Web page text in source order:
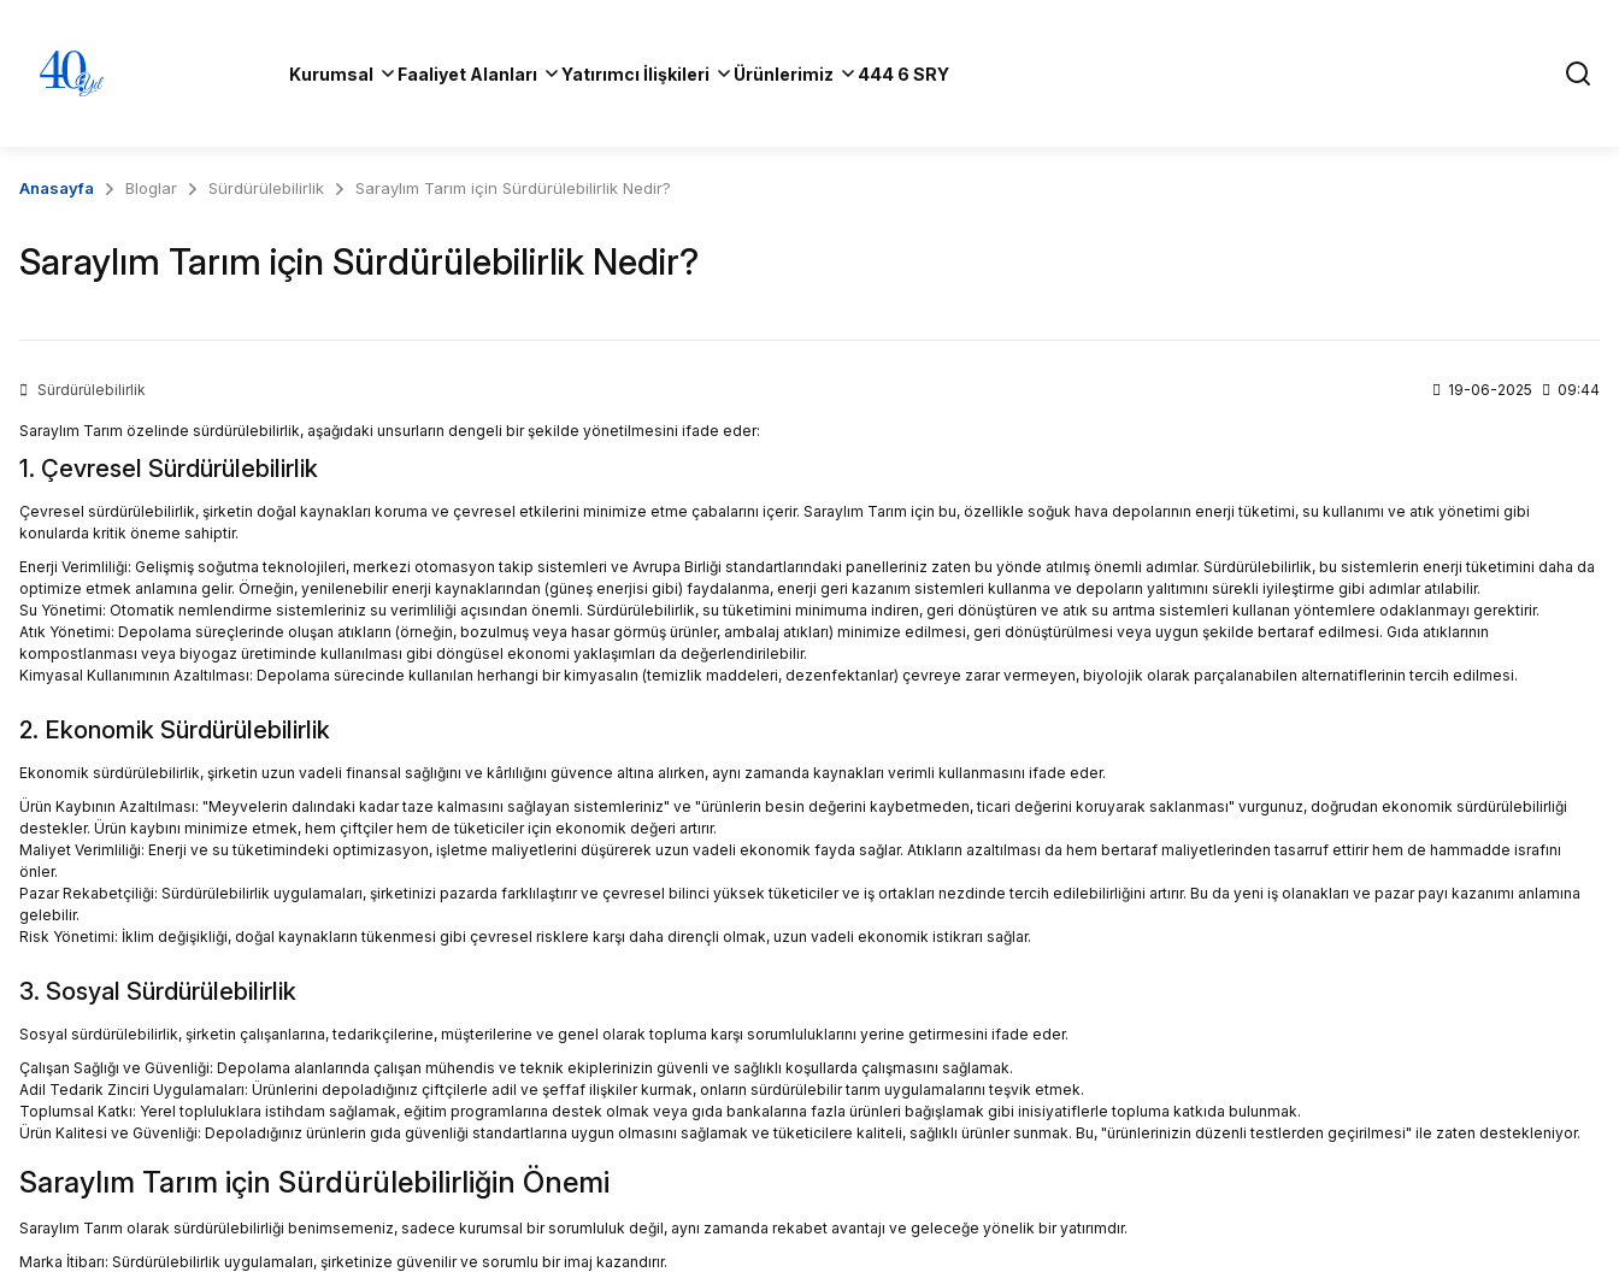
Kurumsal Faaliyet Alanları Yatırımcı İlişkileri Ürünlerimiz 444 6 SRY
Anasayfa Bloglar Sürdürülebilirlik Saraylım Tarım için Sürdürülebilirlik Nedir?
Saraylım Tarım için Sürdürülebilirlik Nedir?
Sürdürülebilirlik 19-06-2025 09:44
Saraylım Tarım özelinde sürdürülebilirlik, aşağıdaki unsurların dengeli bir şekilde yönetilmesini ifade eder:
1. Çevresel Sürdürülebilirlik
Çevresel sürdürülebilirlik, şirketin doğal kaynakları koruma ve çevresel etkilerini minimize etme çabalarını içerir. Saraylım Tarım için bu, özellikle soğuk hava depolarının enerji tüketimi, su kullanımı ve atık yönetimi gibi
konularda kritik öneme sahiptir.
Enerji Verimliliği: Gelişmiş soğutma teknolojileri, merkezi otomasyon takip sistemleri ve Avrupa Birliği standartlarındaki panelleriniz zaten bu yönde atılmış önemli adımlar. Sürdürülebilirlik, bu sistemlerin enerji tüketimini daha da
optimize etmek anlamına gelir. Örneğin, yenilenebilir enerji kaynaklarından (güneş enerjisi gibi) faydalanma, enerji geri kazanım sistemleri kullanma ve depoların yalıtımını sürekli iyileştirme gibi adımlar atılabilir.
Su Yönetimi: Otomatik nemlendirme sistemleriniz su verimliliği açısından önemli. Sürdürülebilirlik, su tüketimini minimuma indiren, geri dönüştüren ve atık su arıtma sistemleri kullanan yöntemlere odaklanmayı gerektirir.
Atık Yönetimi: Depolama süreçlerinde oluşan atıkların (örneğin, bozulmuş veya hasar görmüş ürünler, ambalaj atıkları) minimize edilmesi, geri dönüştürülmesi veya uygun şekilde bertaraf edilmesi. Gıda atıklarının
kompostlanması veya biyogaz üretiminde kullanılması gibi döngüsel ekonomi yaklaşımları da değerlendirilebilir.
Kimyasal Kullanımının Azaltılması: Depolama sürecinde kullanılan herhangi bir kimyasalın (temizlik maddeleri, dezenfektanlar) çevreye zarar vermeyen, biyolojik olarak parçalanabilen alternatiflerinin tercih edilmesi.
2. Ekonomik Sürdürülebilirlik
Ekonomik sürdürülebilirlik, şirketin uzun vadeli finansal sağlığını ve kârlılığını güvence altına alırken, aynı zamanda kaynakları verimli kullanmasını ifade eder.
Ürün Kaybının Azaltılması: "Meyvelerin dalındaki kadar taze kalmasını sağlayan sistemleriniz" ve "ürünlerin besin değerini kaybetmeden, ticari değerini koruyarak saklanması" vurgunuz, doğrudan ekonomik sürdürülebilirliği
destekler. Ürün kaybını minimize etmek, hem çiftçiler hem de tüketiciler için ekonomik değeri artırır.
Maliyet Verimliliği: Enerji ve su tüketimindeki optimizasyon, işletme maliyetlerini düşürerek uzun vadeli ekonomik fayda sağlar. Atıkların azaltılması da hem bertaraf maliyetlerinden tasarruf ettirir hem de hammadde israfını
önler.
Pazar Rekabetçiliği: Sürdürülebilirlik uygulamaları, şirketinizi pazarda farklılaştırır ve çevresel bilinci yüksek tüketiciler ve iş ortakları nezdinde tercih edilebilirliğini artırır. Bu da yeni iş olanakları ve pazar payı kazanımı anlamına
gelebilir.
Risk Yönetimi: İklim değişikliği, doğal kaynakların tükenmesi gibi çevresel risklere karşı daha dirençli olmak, uzun vadeli ekonomik istikrarı sağlar.
3. Sosyal Sürdürülebilirlik
Sosyal sürdürülebilirlik, şirketin çalışanlarına, tedarikçilerine, müşterilerine ve genel olarak topluma karşı sorumluluklarını yerine getirmesini ifade eder.
Çalışan Sağlığı ve Güvenliği: Depolama alanlarında çalışan mühendis ve teknik ekiplerinizin güvenli ve sağlıklı koşullarda çalışmasını sağlamak.
Adil Tedarik Zinciri Uygulamaları: Ürünlerini depoladığınız çiftçilerle adil ve şeffaf ilişkiler kurmak, onların sürdürülebilir tarım uygulamalarını teşvik etmek.
Toplumsal Katkı: Yerel topluluklara istihdam sağlamak, eğitim programlarına destek olmak veya gıda bankalarına fazla ürünleri bağışlamak gibi inisiyatiflerle topluma katkıda bulunmak.
Ürün Kalitesi ve Güvenliği: Depoladığınız ürünlerin gıda güvenliği standartlarına uygun olmasını sağlamak ve tüketicilere kaliteli, sağlıklı ürünler sunmak. Bu, "ürünlerinizin düzenli testlerden geçirilmesi" ile zaten destekleniyor.
Saraylım Tarım için Sürdürülebilirliğin Önemi
Saraylım Tarım olarak sürdürülebilirliği benimsemeniz, sadece kurumsal bir sorumluluk değil, aynı zamanda rekabet avantajı ve geleceğe yönelik bir yatırımdır.
Marka İtibarı: Sürdürülebilirlik uygulamaları, şirketinize güvenilir ve sorumlu bir imaj kazandırır.